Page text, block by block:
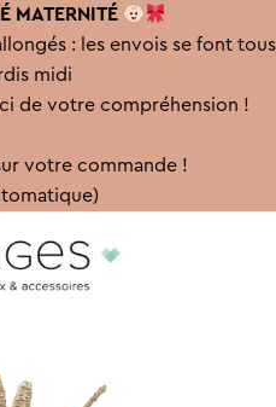
MATERNITÉ
: les envois se font tous
midi
de votre compréhension !
votre commande !